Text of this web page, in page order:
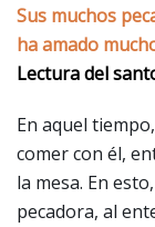
Sus muchos
ha amado
Lectura del
En aquel
comer con él,
la mesa. En
pecadora, al